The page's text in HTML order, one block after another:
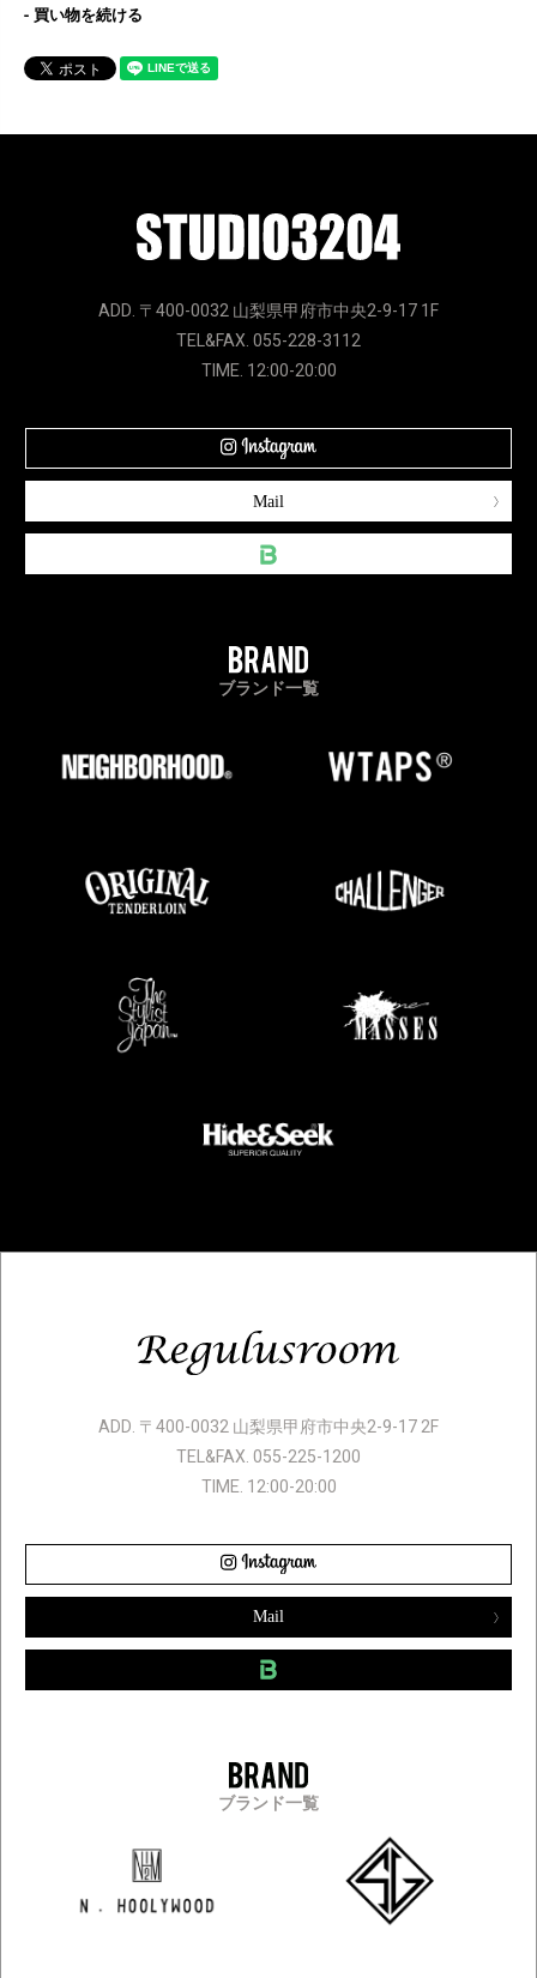
買い物を続ける
ADD. 〒400-0032 山梨県甲府市中央2-9-17 1F
TEL&FAX. 055-228-3112
TIME. 12:00-20:00
Mail
ブランド一覧
ADD. 〒400-0032 山梨県甲府市中央2-9-17 2F
TEL&FAX. 055-225-1200
TIME. 12:00-20:00
Mail
ブランド一覧